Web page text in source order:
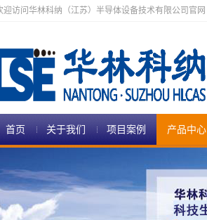
迎访问华林科纳（江苏）半导体设备技术有限公司官网
首页 关于我们 项目案例 产品中心